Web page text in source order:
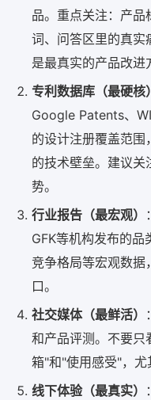
品。重点关注：产
词、问答区里的真实
是最真实的产品改进
专利数据库（最硬核）
Google Patents、
的设计注册覆盖范围
的技术壁垒。建议
势。
行业报告（最宏观）
GFK等机构发布的品
竞争格局等宏观数据
口。
社交媒体（最鲜活）
和产品评测。不要只
箱"和"使用感受"，尤
线下体验（最真实）